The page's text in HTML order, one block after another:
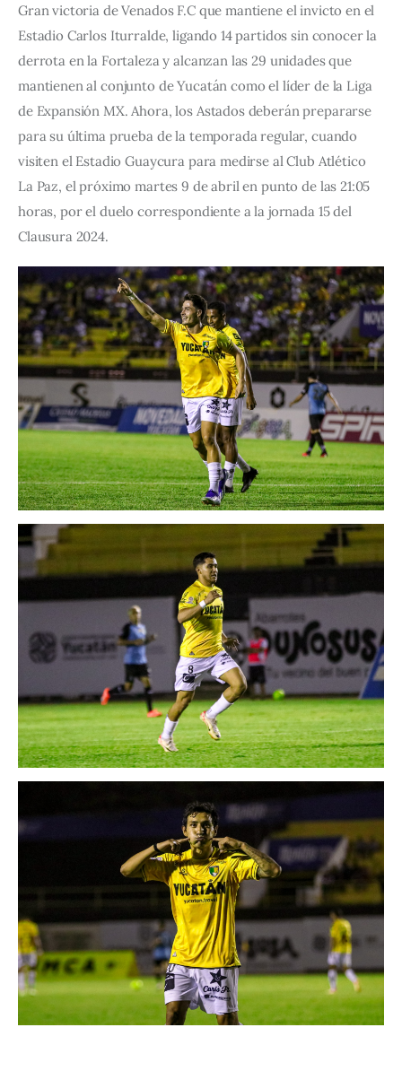
Gran victoria de Venados F.C que mantiene el invicto en el
Estadio Carlos Iturralde, ligando 14 partidos sin conocer la
derrota en la Fortaleza y alcanzan las 29 unidades que
mantienen al conjunto de Yucatán como el líder de la Liga
de Expansión MX. Ahora, los Astados deberán prepararse
para su última prueba de la temporada regular, cuando
visiten el Estadio Guaycura para medirse al Club Atlético
La Paz, el próximo martes 9 de abril en punto de las 21:05
horas, por el duelo correspondiente a la jornada 15 del
Clausura 2024.